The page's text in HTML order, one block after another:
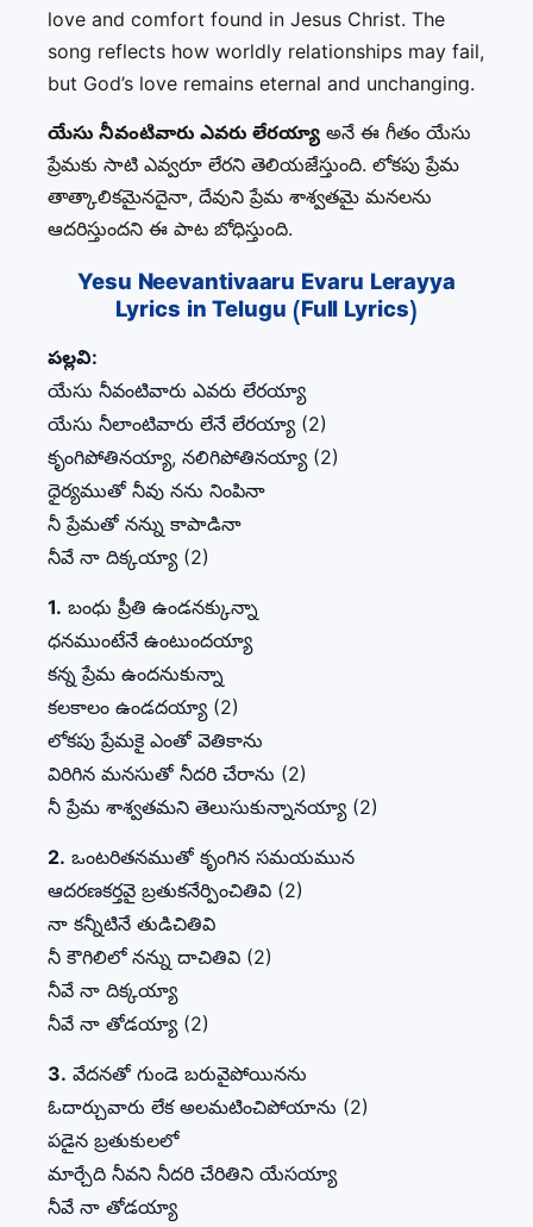
love and comfort found in Jesus Christ. The
song reflects how worldly relationships may fail,
but God’s love remains eternal and unchanging.
యేసు నీవంటివారు ఎవరు లేరయ్యా అనే ఈ గీతం యేసు
ప్రేమకు సాటి ఎవ్వరూ లేరని తెలియజేస్తుంది. లోకపు ప్రేమ
తాత్కాలికమైనదైనా, దేవుని ప్రేమ శాశ్వతమై మనలను
ఆదరిస్తుందని ఈ పాట బోధిస్తుంది.
Yesu Neevantivaaru Evaru Lerayya
Lyrics in Telugu (Full Lyrics)
పల్లవి:
యేసు నీవంటివారు ఎవరు లేరయ్యా
యేసు నీలాంటివారు లేనే లేరయ్యా (2)
కృంగిపోతినయ్యా, నలిగిపోతినయ్యా (2)
ధైర్యముతో నీవు నను నింపినా
నీ ప్రేమతో నన్ను కాపాడినా
నీవే నా దిక్కయ్యా (2)
1. బంధు ప్రీతి ఉండనక్కున్నా
ధనముంటేనే ఉంటుందయ్యా
కన్న ప్రేమ ఉందనుకున్నా
కలకాలం ఉండదయ్యా (2)
లోకపు ప్రేమకై ఎంతో వెతికాను
విరిగిన మనసుతో నీదరి చేరాను (2)
నీ ప్రేమ శాశ్వతమని తెలుసుకున్నానయ్యా (2)
2. ఒంటరితనముతో కృంగిన సమయమున
ఆదరణకర్తవై బ్రతుకనేర్పించితివి (2)
నా కన్నీటినే తుడిచితివి
నీ కౌగిలిలో నన్ను దాచితివి (2)
నీవే నా దిక్కయ్యా
నీవే నా తోడయ్యా (2)
3. వేదనతో గుండె బరువైపోయినను
ఓదార్చువారు లేక అలమటించిపోయాను (2)
పడైన బ్రతుకులలో
మార్చేది నీవని నీదరి చేరితిని యేసయ్యా
నీవే నా తోడయ్యా